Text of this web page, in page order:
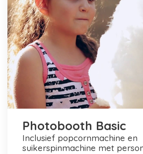
Photobooth Basic
inclusief popcornmachine en
suikerspinmachine met